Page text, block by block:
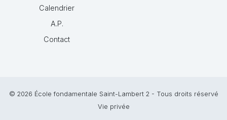
Calendrier
A.P.
Contact
© 2026 École fondamentale Saint-Lambert 2 - Tous droits réservé
Vie privée